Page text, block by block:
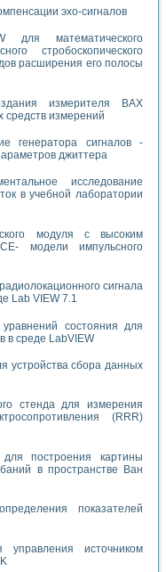
эхо-сигналов
для математического
стробоскопического
расширения его полосы
измерителя ВАХ
средств измерений
генератора сигналов -
джиттера
исследование
в учебной лаборатории
модуля с высоким
модели импульсного
сигнала
Lab VIEW 7.1
состояния для
в среде LabVIEW
устройства сбора данных
стенда для измерения
(RRR)
построения картины
в пространстве Ван
показателей
управления источником